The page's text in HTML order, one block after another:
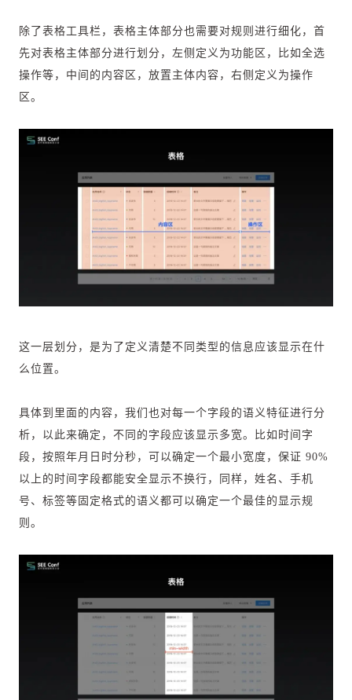
除了表格工具栏，表格主体部分也需要对规则进行细化，首
先对表格主体部分进行划分，左侧定义为功能区，比如全选
操作等，中间的内容区，放置主体内容，右侧定义为操作
区。
这一层划分，是为了定义清楚不同类型的信息应该显示在什
么位置。
具体到里面的内容，我们也对每一个字段的语义特征进行分
析，以此来确定，不同的字段应该显示多宽。比如时间字
段，按照年月日时分秒，可以确定一个最小宽度，保证 90%
以上的时间字段都能安全显示不换行，同样，姓名、手机
号、标签等固定格式的语义都可以确定一个最佳的显示规
则。